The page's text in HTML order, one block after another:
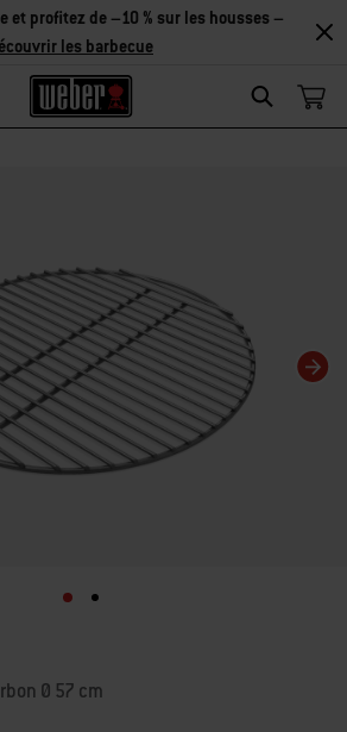
Search
et profitez de –10 % sur les housses –
les barbecue
Ø 57 cm